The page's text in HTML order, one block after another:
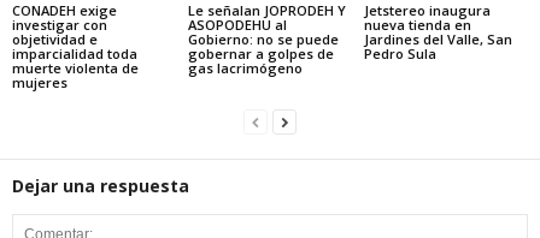
CONADEH exige
investigar con
objetividad e
imparcialidad toda
muerte violenta de
mujeres
Le señalan JOPRODEH Y
ASOPODEHU al
Gobierno: no se puede
gobernar a golpes de
gas lacrimógeno
Jetstereo inaugura
nueva tienda en
Jardines del Valle, San
Pedro Sula
Dejar una respuesta